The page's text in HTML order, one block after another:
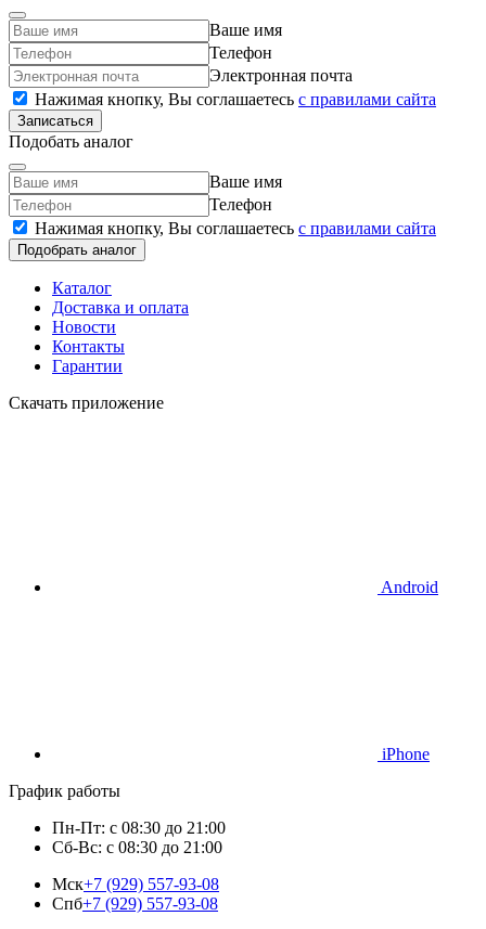
Ваше имя
Телефон
Электронная почта
Нажимая кнопку, Вы соглашаетесь c правилами сайта
Записаться
Подобать аналог
Ваше имя
Телефон
Нажимая кнопку, Вы соглашаетесь c правилами сайта
Подобрать аналог
Каталог
Доставка и оплата
Новости
Контакты
Гарантии
Скачать приложение
Android
iPhone
График работы
Пн-Пт: с 08:30 до 21:00
Сб-Вс: с 08:30 до 21:00
Мск+7 (929) 557-93-08
Спб+7 (929) 557-93-08